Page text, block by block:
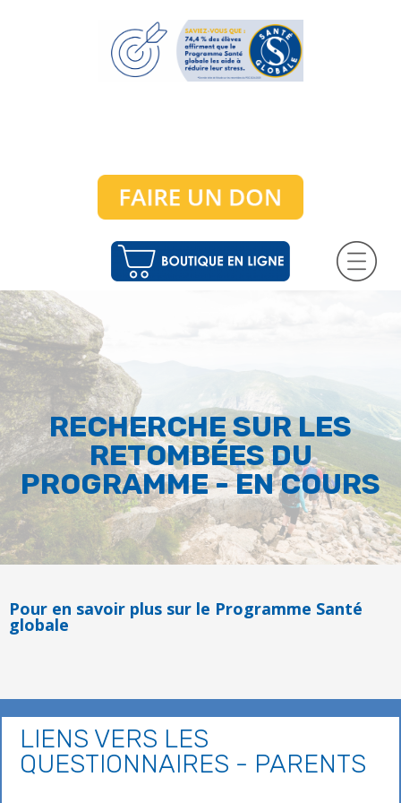
RECHERCHE SUR LES
RETOMBÉES DU
PROGRAMME - EN COURS
Pour en savoir plus sur le Programme Santé
globale
LIENS VERS LES
QUESTIONNAIRES - PARENTS